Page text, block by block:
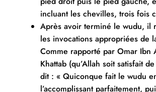
incluant les chevilles, trois fois
Après avoir terminé le wudu, il
les invocations appropriées de
Comme rapporté par Omar Ibn
Khattab (qu’Allah soit satisfait
dit : « Quiconque fait le wudu
l’accomplissant parfaitement,